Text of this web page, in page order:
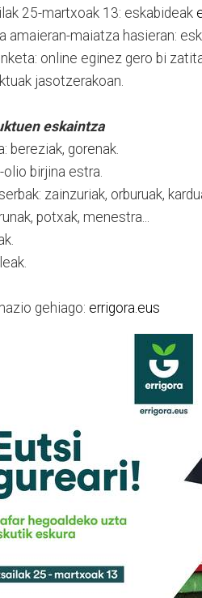
25-martxoak 13: eskabideak
amaieran-maiatza hasieran:
online eginez gero bi
jasotzerakoan.
eskaintza
bereziak, gorenak.
olio birjina estra.
zainzuriak, orburuak,
potxak, menestra...
gehiago: errigora.eus